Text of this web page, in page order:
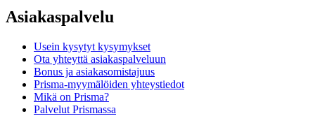
Asiakaspalvelu
Usein kysytyt kysymykset
Ota yhteyttä asiakaspalveluun
Bonus ja asiakasomistajuus
Prisma-myymälöiden yhteystiedot
Mikä on Prisma?
Palvelut Prismassa